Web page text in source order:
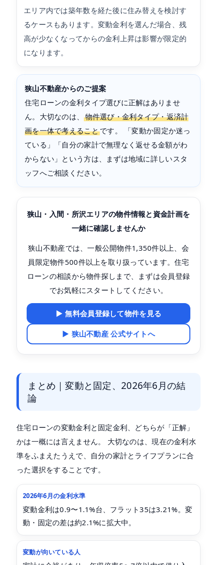
エリア内では築年数を経た後に住み替えを検討す
るケースもあります。変動金利を選んだ場合、残
高が少なくなってからの金利上昇は影響が限定的
になります。
狭山不動産からのご提案
住宅ローンの金利タイプ選びに正解はありませ
ん。大切なのは、物件選び・金利タイプ・返済計
画を一体で考えることです。 「変動か固定か迷っ
ている」「自分の家計で無理なく返せる金額がわ
からない」という方は、まずは地域に詳しいスタ
ッフへご相談ください。
狭山・入間・所沢エリアの物件情報と資金計画を
一緒に確認しませんか
狭山不動産では、一般公開物件1,350件以上、会
員限定物件500件以上を取り扱っています。住宅
ローンの相談から物件探しまで、まずは会員登録
でお気軽にスタートしてください。
▶ 無料会員登録して物件を見る
▶ 狭山不動産 公式サイトへ
まとめ｜変動と固定、2026年6月の結
論
住宅ローンの変動金利と固定金利、どちらが「正解」
かは一概には言えません。 大切なのは、現在の金利水
準をふまえたうえで、自分の家計とライフプランに合
った選択をすることです。
2026年6月の金利水準
変動金利は0.9〜1.1%台、フラット35は3.21%。変
動・固定の差は約2.1%に拡大中。
変動が向いている人